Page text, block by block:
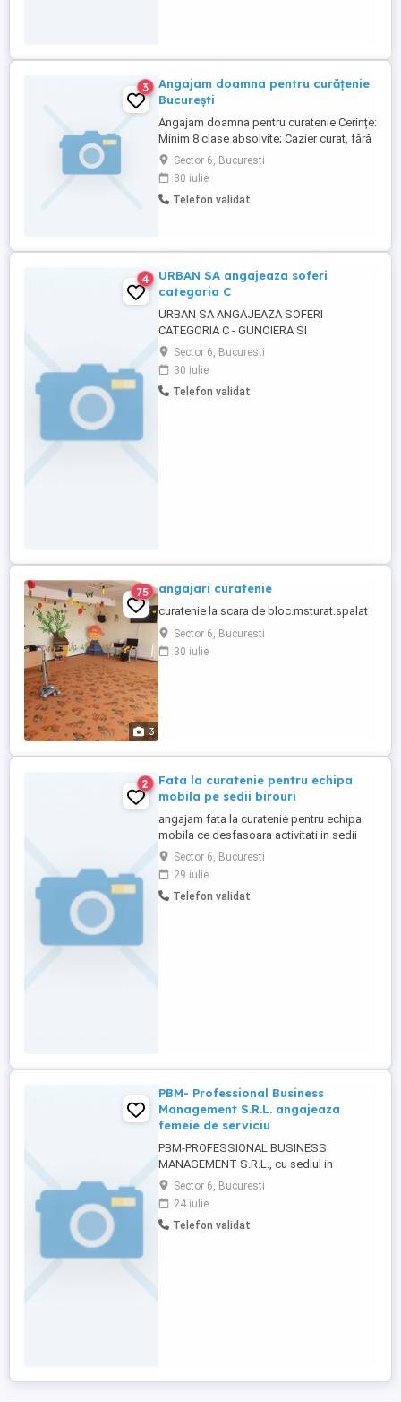
3
Angajam doamna pentru curățenie
București
Angajam doamna pentru curatenie Cerințe:
Minim 8 clase absolvite; Cazier curat, fără
antecedente penale; Program de lucru: 14-
22 Beneficii: Contract pe perioadă
nedeterminată Bonuri de masa + Salariu
fix, Pentru mai multe informații, vă rugăm
Sector 6, Bucuresti
30 iulie
Telefon validat
4
URBAN SA angajeaza soferi
categoria C
URBAN SA ANGAJEAZA SOFERI
CATEGORIA C - GUNOIERA SI
BASCULANTA.
Sector 6, Bucuresti
30 iulie
Telefon validat
3
75 angajari curatenie
curatenie la scara de bloc.msturat.spalat
Sector 6, Bucuresti
30 iulie
2
Fata la curatenie pentru echipa
mobila pe sedii birouri
angajam fata la curatenie pentru echipa
mobila ce desfasoara activitati in sedii
birouri. Program 8 ore zi, de luni pana
vineri. Salariu net 3100 lei. Alte detalii si
fisa postului se vor discuta la interviu.
Sector 6, Bucuresti
29 iulie
Telefon validat
PBM- Professional Business
Management S.R.L. angajeaza
femeie de serviciu
PBM-PROFESSIONAL BUSINESS
MANAGEMENT S.R.L., cu sediul in
Bucureşti Sectorul 6, Bulevardul IULIU
MANIU, Nr. 7, CORP C, PARTER, spaţiul B ,
CUI 31318366 angajeaza 1 femeie de
serviciu. Interviul va avea loc in 27 iulie
Sector 6, Bucuresti
24 iulie
Telefon validat